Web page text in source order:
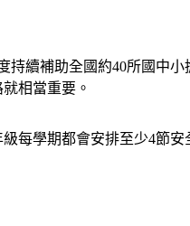
持續補助全國約40所國中
相當重要。
每學期都會安排至少4節